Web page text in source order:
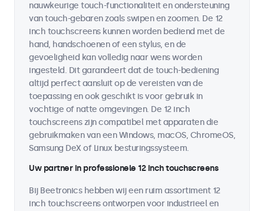
nauwkeurige touch-functionaliteit en ondersteuning
van touch-gebaren zoals swipen en zoomen. De 12
inch touchscreens kunnen worden bediend met de
hand, handschoenen of een stylus, en de
gevoeligheid kan volledig naar wens worden
ingesteld. Dit garandeert dat de touch-bediening
altijd perfect aansluit op de vereisten van de
toepassing en ook geschikt is voor gebruik in
vochtige of natte omgevingen. De 12 inch
touchscreens zijn compatibel met apparaten die
gebruikmaken van een Windows, macOS, ChromeOS,
Samsung DeX of Linux besturingssysteem.
Uw partner in professionele 12 inch touchscreens
Bij Beetronics hebben wij een ruim assortiment 12
inch touchscreens ontworpen voor industrieel en